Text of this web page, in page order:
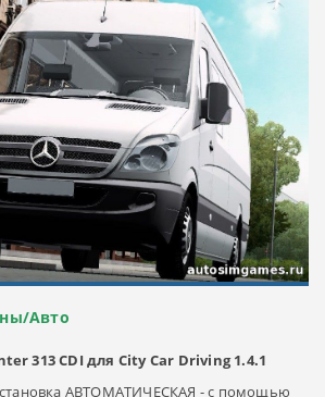
Авто
313 CDI для City Car Driving 1.4.1
АВТОМАТИЧЕСКАЯ - с помощью